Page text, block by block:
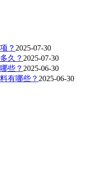
？ 2025-07-30
久？ 2025-07-30
些？ 2025-06-30
有哪些？ 2025-06-30